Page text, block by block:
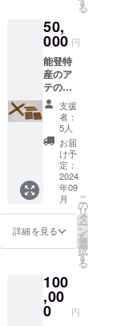
す。鍋
敷きが1
セッ
ト、カ
トラリ
置きが2
個の
セット
になり
ます。
鍋敷き
【サイ
ズ】1本
長さ
200×幅
15×高さ
18ミリ
【数】1
セット
カトラ
リ置き
る
50,
000 円
能登特
産のア
テの木
（ヒ
バ、ア
スナロ
の種類
です）
に、木
目を活
かして
拭漆を
施した
鍋敷き
とカト
ラリ置
コース
ターで
す。鍋
敷きが1
支援
者：
5人
お届
け予
定：
2024
年09
月
詳細を見る
こ
の
リ
タ
ー
ン
を
選
択
す
る
100
,00
0 円